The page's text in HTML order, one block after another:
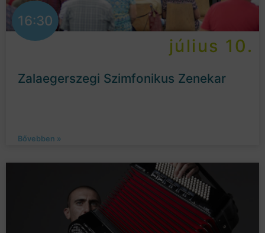
16:30
július 10.
Zalaegerszegi Szimfonikus Zenekar
Bővebben »